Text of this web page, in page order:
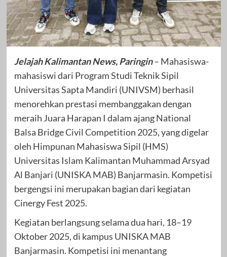
Jelajah Kalimantan News, Paringin– Mahasiswa-
mahasiswi dari Program Studi Teknik Sipil
Universitas Sapta Mandiri (UNIVSM) berhasil
menorehkan prestasi membanggakan dengan
meraih Juara Harapan I dalam ajang National
Balsa Bridge Civil Competition 2025, yang digelar
oleh Himpunan Mahasiswa Sipil (HMS)
Universitas Islam Kalimantan Muhammad Arsyad
Al Banjari (UNISKA MAB) Banjarmasin. Kompetisi
bergengsi ini merupakan bagian dari kegiatan
Cinergy Fest 2025.
Kegiatan berlangsung selama dua hari, 18–19
Oktober 2025, di kampus UNISKA MAB
Banjarmasin. Kompetisi ini menantang